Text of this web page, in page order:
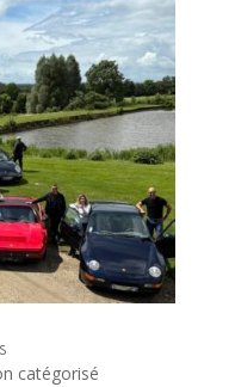
catégorisé